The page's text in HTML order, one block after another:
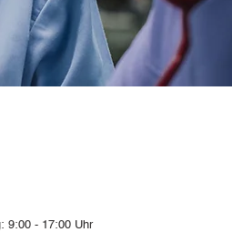
9:00 - 17:00 Uhr